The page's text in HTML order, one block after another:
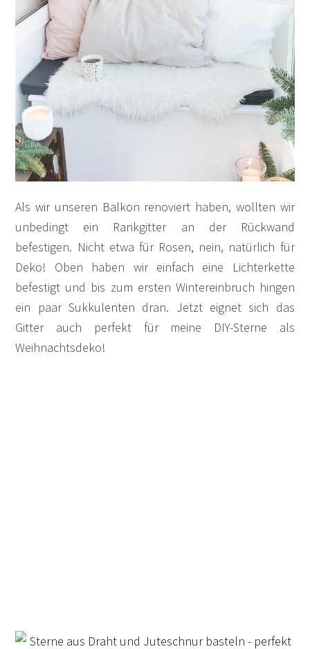
Als wir unseren Balkon renoviert haben, wollten wir
unbedingt ein Rankgitter an der Rückwand
befestigen. Nicht etwa für Rosen, nein, natürlich für
Deko! Oben haben wir einfach eine Lichterkette
befestigt und bis zum ersten Wintereinbruch hingen
ein paar Sukkulenten dran. Jetzt eignet sich das
Gitter auch perfekt für meine DIY-Sterne als
Weihnachtsdeko!